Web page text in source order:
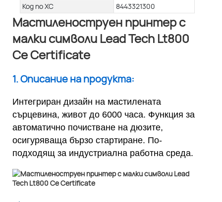
Код по ХС
8443321300
Мастиленоструен принтер с
малки символи Lead Tech Lt800
Ce Certificate
1. Описание на продукта:
Интегриран дизайн на мастилената
сърцевина, живот до 6000 часа. Функция за
автоматично почистване на дюзите,
осигуряваща бързо стартиране. По-
подходящ за индустриална работна среда.